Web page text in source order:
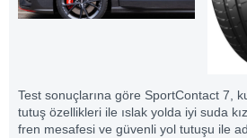
Test sonuçlarına göre SportContact 7,
tutuş özellikleri ile ıslak yolda iyi suda
fren mesafesi ve güvenli yol tutuşu ile